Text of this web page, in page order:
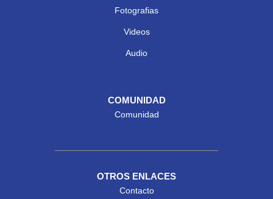
Fotografias
Videos
Audio
COMUNIDAD
Comunidad
OTROS ENLACES
Contacto